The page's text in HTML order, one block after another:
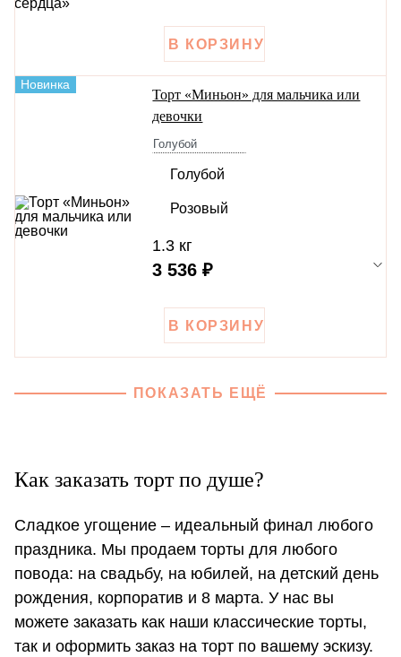
Новинка
Торт «Миньон» для мальчика или
девочки
Голубой
Голубой
Розовый
1.3 кг
3 536 ₽
ПОКАЗАТЬ ЕЩЁ
Как заказать торт по душе?
Сладкое угощение – идеальный финал любого
праздника. Мы продаем торты для любого
повода: на свадьбу, на юбилей, на детский день
рождения, корпоратив и 8 марта. У нас вы
можете заказать как наши классические торты,
так и оформить заказ на торт по вашему эскизу.